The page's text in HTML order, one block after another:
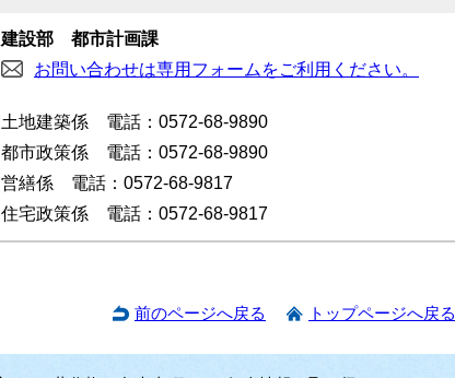
建設部 都市計画課
お問い合わせは専用フォームをご利用ください。
土地建築係 電話：0572-68-9890
都市政策係 電話：0572-68-9890
営繕係 電話：0572-68-9817
住宅政策係 電話：0572-68-9817
前のページへ戻る トップページへ戻る